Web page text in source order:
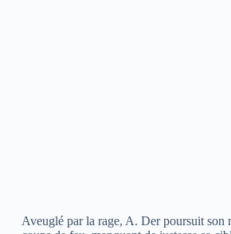
Aveuglé par la rage, A. Der poursuit son